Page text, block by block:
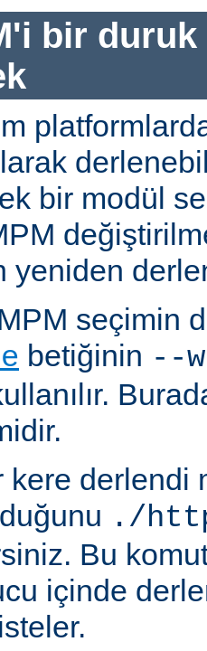
bir
bir modül
yeniden
MPM seçimin
betiğinin --
kere derlendi
./
Bu
içinde